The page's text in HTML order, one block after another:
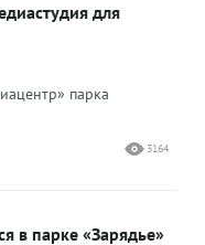
для
парка
3164
в парке «Зарядье»